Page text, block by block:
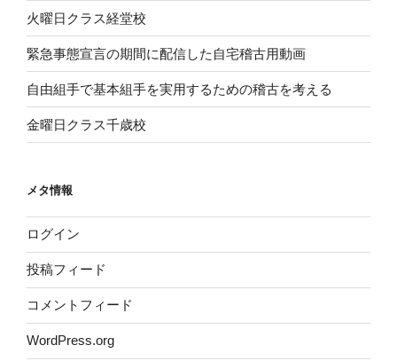
火曜日クラス経堂校
緊急事態宣言の期間に配信した自宅稽古用動画
自由組手で基本組手を実用するための稽古を考える
金曜日クラス千歳校
メタ情報
ログイン
投稿フィード
コメントフィード
WordPress.org